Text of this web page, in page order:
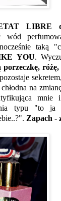
LIBRE
wód
taką
YOU.
na
mnie
typu "to
Zapach -